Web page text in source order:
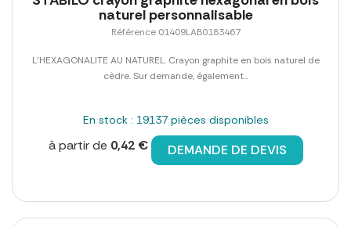
naturel personnalisable
Référence 01409LAB0183467
L'HEXAGONALITE AU NATUREL. Crayon graphite en bois naturel de
cèdre. Sur demande, également...
En stock : 19137 pièces disponibles
à partir de 0,42 € DEMANDE DE DEVIS